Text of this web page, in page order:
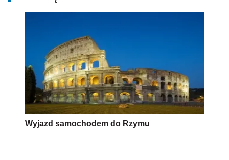
Wyjazd samochodem do Rzymu